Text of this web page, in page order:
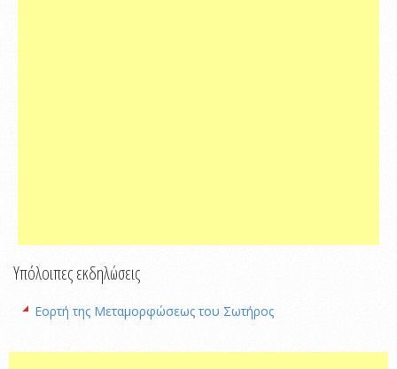
Υπόλοιπες εκδηλώσεις
Εορτή της Μεταμορφώσεως του Σωτήρος